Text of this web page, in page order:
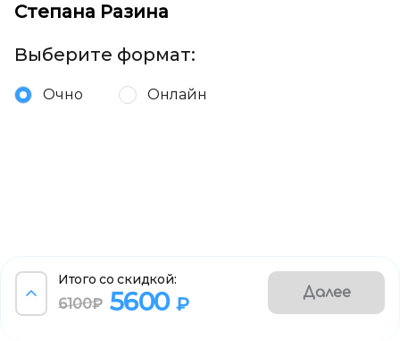
Степана Разина
Выберите формат:
Очно Онлайн
Итого со скидкой:
6100₽ 5600₽
Далее